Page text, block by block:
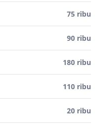
75 ribu
90 ribu
180 ribu
110 ribu
20 ribu